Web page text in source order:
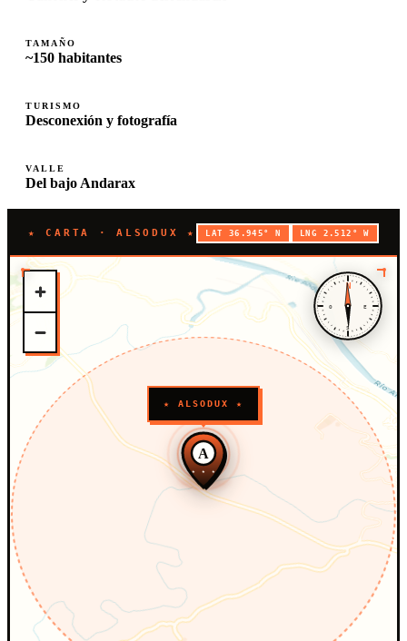
TAMAÑO
~150 habitantes
TURISMO
Desconexión y fotografía
VALLE
Del bajo Andarax
★ CARTA · ALSODUX ★ LAT 36.945° N LNG 2.512° W
★ ALSODUX ★
A
★ ★ ★
N
E
S
O